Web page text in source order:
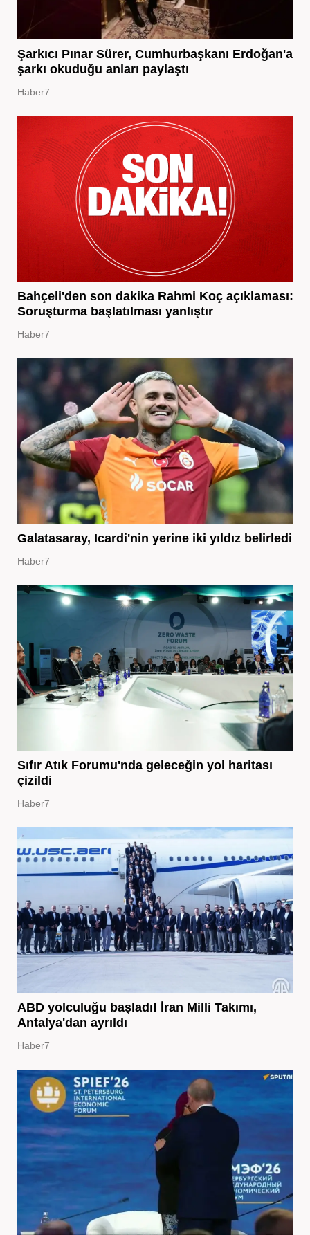
Şarkıcı Pınar Sürer, Cumhurbaşkanı Erdoğan'a
şarkı okuduğu anları paylaştı
Haber7
Bahçeli'den son dakika Rahmi Koç açıklaması:
Soruşturma başlatılması yanlıştır
Haber7
Galatasaray, Icardi'nin yerine iki yıldız belirledi
Haber7
Sıfır Atık Forumu'nda geleceğin yol haritası
çizildi
Haber7
ABD yolculuğu başladı! İran Milli Takımı,
Antalya'dan ayrıldı
Haber7